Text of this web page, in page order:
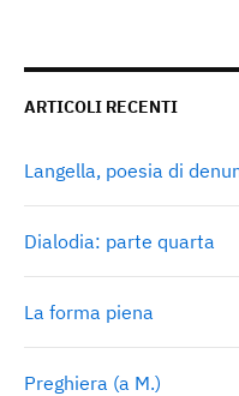
ARTICOLI RECENTI
Langella, poesia di
Dialodia: parte quarta
La forma piena
Preghiera (a M.)